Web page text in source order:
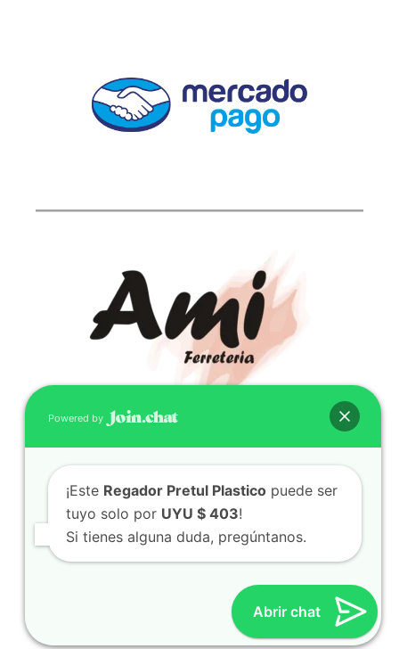
CONTACTO
(598) 099 466 212
correo@ferreami.com.uy
099 466 212
Facebook
Instagram
© 2021 – Ferretería AMI – Canelones, Uruguay | Creado
Viajar, Sudamérica en Auto
Powered by
¡Este Regador Pretul Plastico puede ser
tuyo solo por UYU $ 403!
Si tienes alguna duda, pregúntanos.
Abrir chat